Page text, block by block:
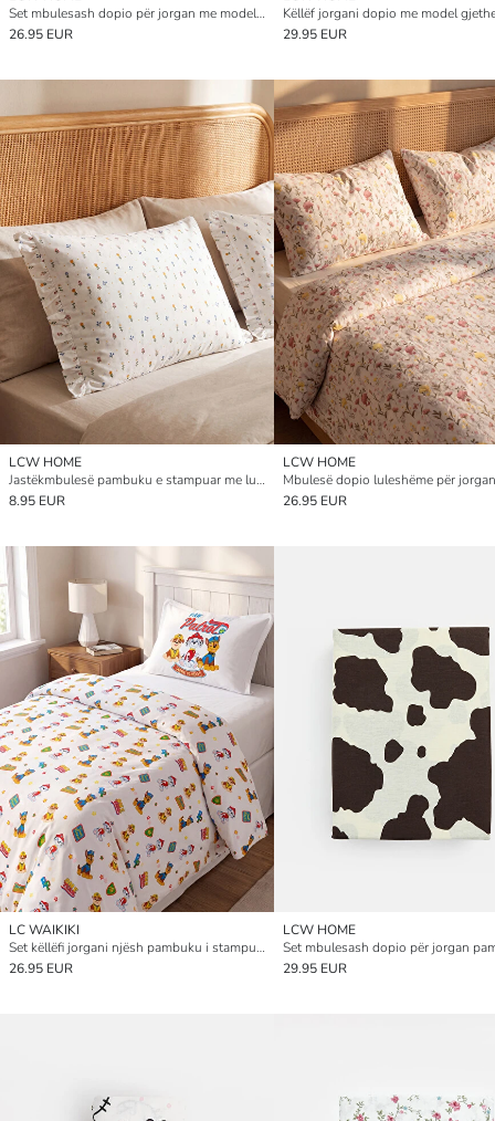
Set mbulesash dopio për jorgan me model lulesh dhe shalle
26.95 EUR
Këllëf jorgani dopio me model
29.95 EUR
LCW HOME
Jastëkmbulesë pambuku e stampuar me lule, dy pako, 50x70 cm
8.95 EUR
LCW HOME
26.95 EUR
LC WAIKIKI
Set këllëfi jorgani njësh pambuku i stampuar Paw Patrol për fëmijë
26.95 EUR
LCW HOME
29.95 EUR